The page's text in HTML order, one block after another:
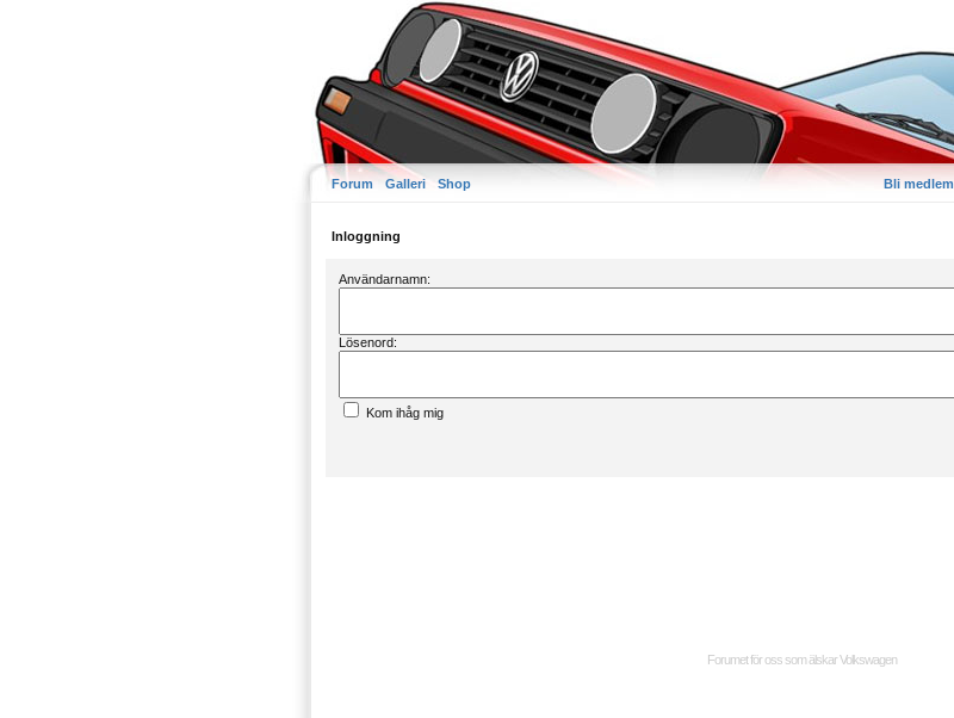
Forum Galleri Shop Bli medlem
Inloggning
Användarnamn:
Lösenord:
Kom ihåg mig
Forumet för oss som älskar Volkswagen